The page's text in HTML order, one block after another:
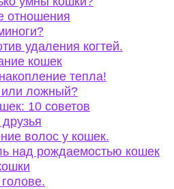
отношения
удаления когтей.
кошек
тепла!
ложный?
10 советов
волос у кошек.
над рождаемостью кошек